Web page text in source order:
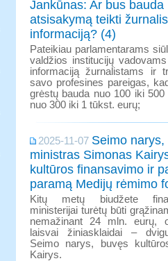
Jankūnas: Ar bus
atsisakymą teikti
informaciją? (4)
Pateikiau parlamentarams
valdžios institucijų
informaciją žurnalistams ir
savo profesines pareigas,
grėstų bauda nuo 100 iki
nuo 300 iki 1 tūkst. eurų;
2025-11-07 Seimo
ministras Simonas
kultūros finansavimo ir
paramą Medijų rėmimo
Kitų metų biudžete
ministerijai turėtų būti
nemažinant 24 mln. eurų,
laisvai žiniasklaidai –
Seimo narys, buvęs
Kairys.